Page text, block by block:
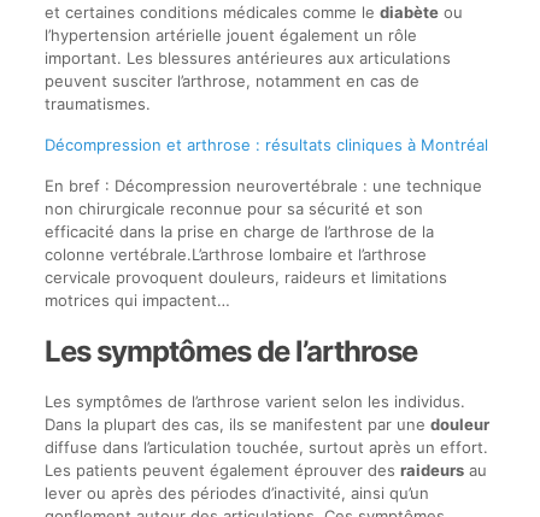
et certaines conditions médicales comme le diabèteou
l’hypertension artérielle jouent également un rôle
important. Les blessures antérieures aux articulations
peuvent susciter l’arthrose, notamment en cas de
traumatismes.
Décompression et arthrose : résultats cliniques à Montréal
En bref : Décompression neurovertébrale : une technique
non chirurgicale reconnue pour sa sécurité et son
efficacité dans la prise en charge de l’arthrose de la
colonne vertébrale.L’arthrose lombaire et l’arthrose
cervicale provoquent douleurs, raideurs et limitations
motrices qui impactent…
Les symptômes de l’arthrose
Les symptômes de l’arthrose varient selon les individus.
Dans la plupart des cas, ils se manifestent par une douleur
diffuse dans l’articulation touchée, surtout après un effort.
Les patients peuvent également éprouver des raideursau
lever ou après des périodes d’inactivité, ainsi qu’un